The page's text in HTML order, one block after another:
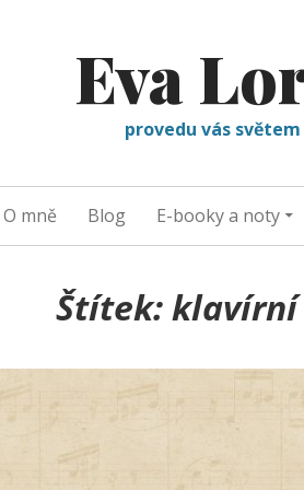
Eva
provedu vás
O mně Blog E-booky a noty
Štítek:klavírní